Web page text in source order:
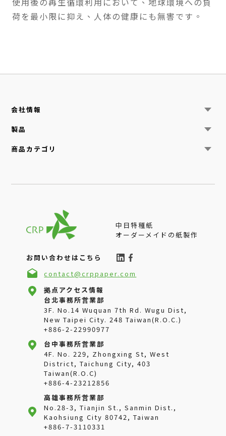
荷を最小限に抑え、人体の健康にも無害です。
中日特種紙
オーダーメイドの紙製作
お問い合わせはこちら
contact@crppaper.com
拠点アクセス情報
台北事務所営業部
3F. No.14 Wuquan 7th Rd. Wugu Dist,
New Taipei City. 248 Taiwan(R.O.C.)
+886-2-22990977
台中事務所営業部
4F. No. 229, Zhongxing St, West
District, Taichung City, 403
Taiwan(R.O.C)
+886-4-23212856
高雄事務所営業部
No.28-3, Tianjin St., Sanmin Dist.,
Kaohsiung City 80742, Taiwan
+886-7-3110331
会社情報
ニュース
中日特種紙について
サステナビリティ
お問い合わせ
製品
機能紙
美術用紙
商品カテゴリ
自動車
テキスタイル
グリーン材料